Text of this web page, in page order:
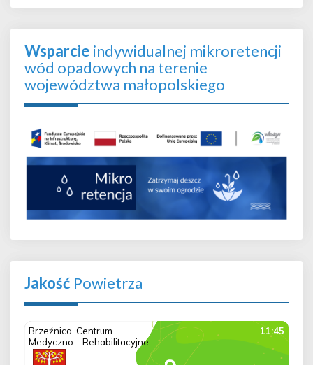
Wsparcie indywidualnej mikroretencji
wód opadowych na terenie
województwa małopolskiego
Jakość Powietrza